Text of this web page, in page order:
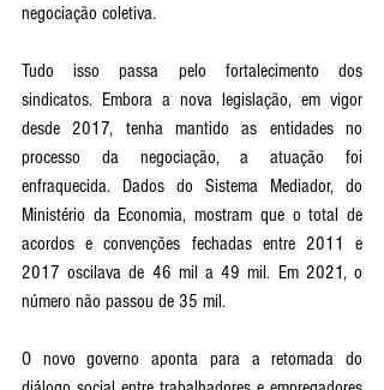
negociação coletiva.
Tudo isso passa pelo fortalecimento dos
sindicatos. Embora a nova legislação, em vigor
desde 2017, tenha mantido as entidades no
processo da negociação, a atuação foi
enfraquecida. Dados do Sistema Mediador, do
Ministério da Economia, mostram que o total de
acordos e convenções fechadas entre 2011 e
2017 oscilava de 46 mil a 49 mil. Em 2021, o
número não passou de 35 mil.
O novo governo aponta para a retomada do